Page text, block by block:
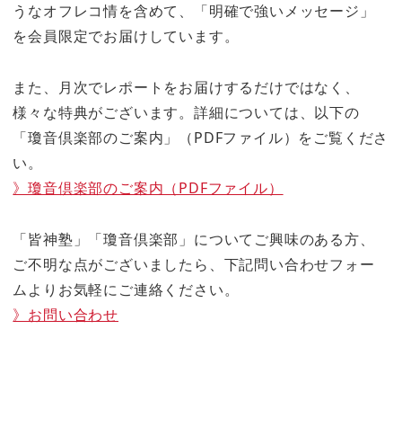
うなオフレコ情を含めて、「明確で強いメッセージ」
を会員限定でお届けしています。
また、月次でレポートをお届けするだけではなく、
様々な特典がございます。詳細については、以下の
「瓊音倶楽部のご案内」（PDFファイル）をご覧くださ
い。
》瓊音倶楽部のご案内（PDFファイル）
「皆神塾」「瓊音倶楽部」についてご興味のある方、
ご不明な点がございましたら、下記問い合わせフォー
ムよりお気軽にご連絡ください。
》お問い合わせ